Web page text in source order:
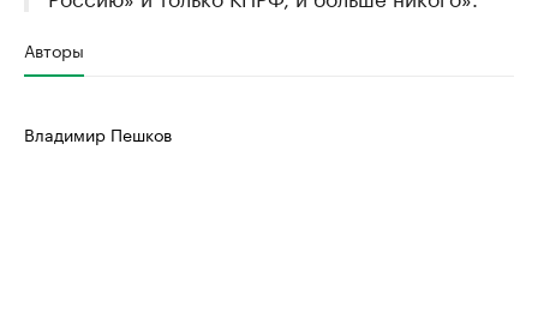
Авторы
Владимир Пешков